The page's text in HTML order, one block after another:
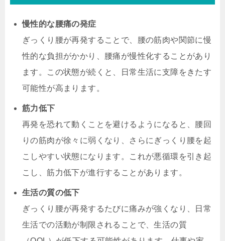
慢性的な腰痛の発症
ぎっくり腰が再発することで、腰の筋肉や関節に慢
性的な負担がかかり、腰痛が慢性化することがあり
ます。この状態が続くと、日常生活に支障をきたす
可能性が高まります。
筋力低下
再発を恐れて動くことを避けるようになると、腰回
りの筋肉が徐々に弱くなり、さらにぎっくり腰を起
こしやすい状態になります。これが悪循環を引き起
こし、筋力低下が進行することがあります。
生活の質の低下
ぎっくり腰が再発するたびに痛みが強くなり、日常
生活での活動が制限されることで、生活の質